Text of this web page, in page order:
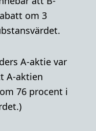
om 3
A-aktie var
A-aktien
76 procent i